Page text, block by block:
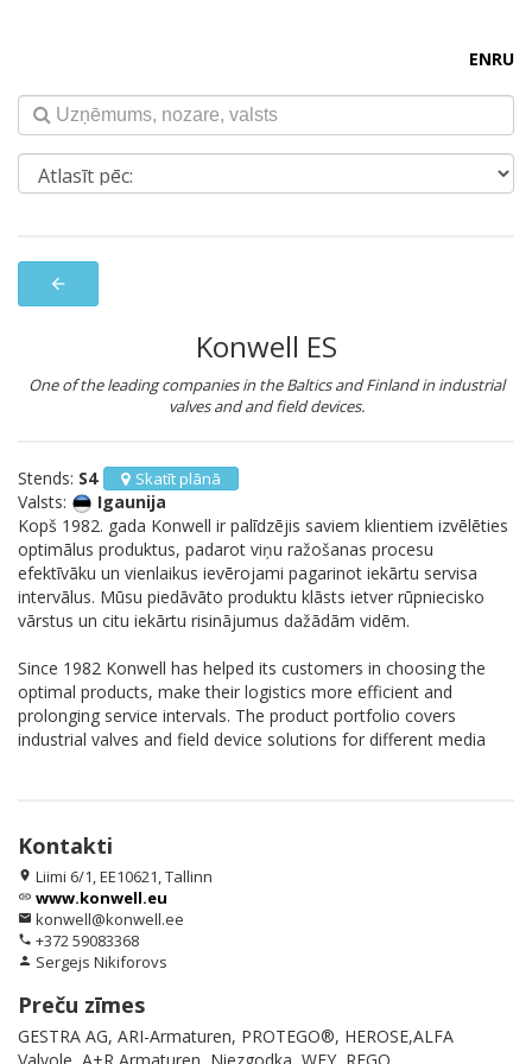
ENRU
arrow_back
Konwell ES
One of the leading companies in the Baltics and Finland in industrial
valves and and field devices.
Stends: S4 Skatīt plānā
Valsts:
Igaunija
Kopš 1982. gada Konwell ir palīdzējis saviem klientiem izvēlēties
optimālus produktus, padarot viņu ražošanas procesu
efektīvāku un vienlaikus ievērojami pagarinot iekārtu servisa
intervālus. Mūsu piedāvāto produktu klāsts ietver rūpniecisko
vārstus un citu iekārtu risinājumus dažādām vidēm.
Since 1982 Konwell has helped its customers in choosing the
optimal products, make their logistics more efficient and
prolonging service intervals. The product portfolio covers
industrial valves and field device solutions for different media
Kontakti
location_on Liimi 6/1, EE10621, Tallinn
link www.konwell.eu
email konwell@konwell.ee
phone +372 59083368
person Sergejs Nikiforovs
Preču zīmes
GESTRA AG, ARI-Armaturen, PROTEGO®, HEROSE,ALFA